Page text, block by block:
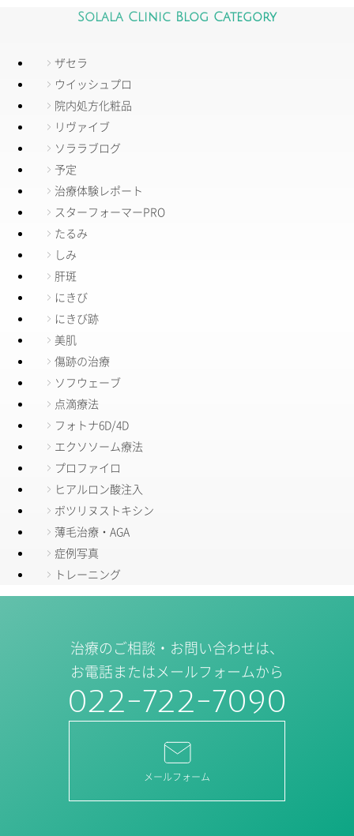
Solala Clinic Blog Category
ザセラ
ウイッシュプロ
院内処方化粧品
リヴァイブ
ソララブログ
予定
治療体験レポート
スターフォーマーPRO
たるみ
しみ
肝斑
にきび
にきび跡
美肌
傷跡の治療
ソフウェーブ
点滴療法
フォトナ6D/4D
エクソソーム療法
プロファイロ
ヒアルロン酸注入
ボツリヌストキシン
薄毛治療・AGA
症例写真
トレーニング
治療のご相談・お問い合わせは、
お電話またはメールフォームから
022-722-7090
メールフォーム